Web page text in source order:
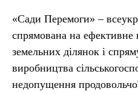
«Сади Перемоги» –
спрямована на ефективне
земельних ділянок і
виробництва
недопущення